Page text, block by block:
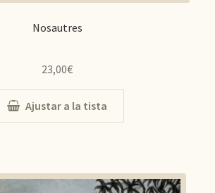
Nosautres
23,00€
Ajustar a la tista